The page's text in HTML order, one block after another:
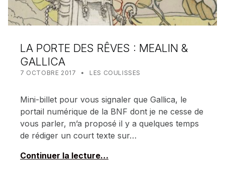
LA PORTE DES RÊVES : MEALIN &
GALLICA
POSTED ON:
7 OCTOBRE 2017 WRITTEN BY:
MEALIN
CATEGORIZED IN:
LES COULISSES
Mini-billet pour vous signaler que Gallica, le
portail numérique de la BNF dont je ne cesse de
vous parler, m’a proposé il y a quelques temps
de rédiger un court texte sur…
Continuer la lecture…